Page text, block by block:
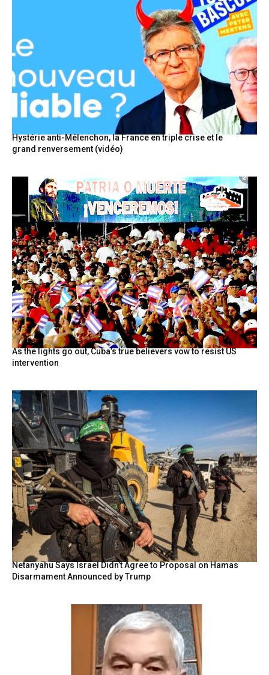
Hystérie anti-Mélenchon, la France en triple crise et le
grand renversement (vidéo)
As the lights go out, Cuba’s true believers vow to resist US
intervention
Netanyahu Says Israel Didn’t Agree to Proposal on Hamas
Disarmament Announced by Trump